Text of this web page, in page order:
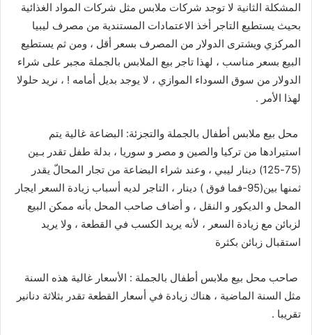
المشكلة الثانية لا توجد شركات ملابس مثل شركات المواد الغذائية
بحيث يستطيع التاجر أخذ الاعتمادات المستندية من مصرف ليبيا
المركزي ويشترى الدولار من المصرف بسعر أقل ، ومن ثم يستطيع
البيع بسعر مناسب ، لهذا تاجر بيع الملابس بالجملة مجبر على شراء
الدولار من سوق السوداء الموازي ، لا يوجد بديل أمامه ! ، نريد حلولا
لهذا الأمر .
محل بيع ملابس أطفال بالجملة والتجزئة: البضاعة غالية يتم
استيرادها من تركيا والصين و مصر و سوريا ، بدلة طفل تقدر بـين
(
75-125
) دينار ليبي ، وعند شراء البضاعة من تجار المحالّ يقدر
ثمنها بين(95-فما فوق ) دينار ، التاجر لديه أسباب زيادة السعر ايجار
المحل و الديكور و النقل ، و أضاف صاحب المحل بأنه ممكن البيع
لزبائن مع زيادة السعر ، لأنه يريد الكسب في القطعة ، ولا يريد
استقبال زبائن بكثرة
صاحب محل بيع ملابس أطفال بالجملة : الأسعار غالية هذه السنة
مثل السنة الماضية ، هناك زيادة في أسعار القطعة تقدر بثلاثة دنانير
تقريبا .